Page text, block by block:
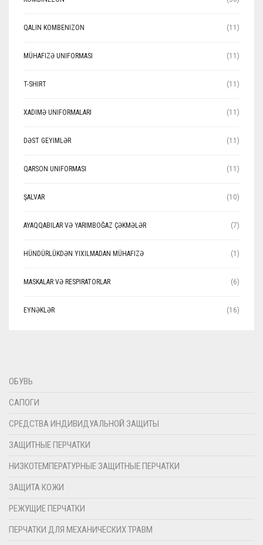
QALIN KOMBENIZON (11)
MÜHAFIZƏ UNIFORMASI (11)
T-SHIRT (11)
XADIMƏ UNIFORMALARI (11)
DƏST GEYIMLƏR (11)
QARSON UNIFORMASI (11)
ŞALVAR (10)
AYAQQABILAR VƏ YARIMBOĞAZ ÇƏKMƏLƏR (7)
HÜNDÜRLÜKDƏN YIXILMADAN MÜHAFIZƏ (1)
MASKALAR VƏ RESPIRATORLAR (6)
EYNƏKLƏR (16)
ОБУВЬ
САПОГИ
СРЕДСТВА ИНДИВИДУАЛЬНОЙ ЗАЩИТЫ
ЗАЩИТНЫЕ ПЕРЧАТКИ
НИЗКОТЕМПЕРАТУРНЫЕ ЗАЩИТНЫЕ ПЕРЧАТКИ
ЗАЩИТА КОЖИ
РЕЖУЩИЕ ПЕРЧАТКИ
ПЕРЧАТКИ ДЛЯ МЕХАНИЧЕСКИХ ТРАВМ